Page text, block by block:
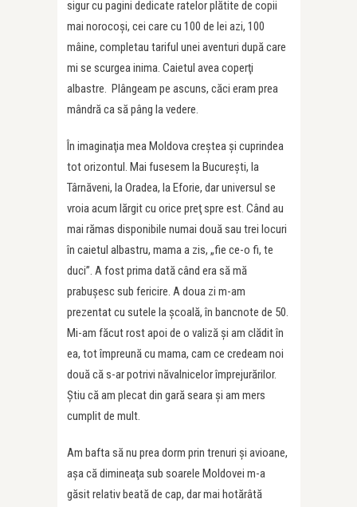
sigur cu pagini dedicate ratelor plătite de copii
mai norocoşi, cei care cu 100 de lei azi, 100
mâine, completau tariful unei aventuri după care
mi se scurgea inima. Caietul avea coperţi
albastre. Plângeam pe ascuns, căci eram prea
mândră ca să pâng la vedere.
În imaginaţia mea Moldova creştea şi cuprindea
tot orizontul. Mai fusesem la Bucureşti, la
Târnăveni, la Oradea, la Eforie, dar universul se
vroia acum lărgit cu orice preţ spre est. Când au
mai rămas disponibile numai două sau trei locuri
în caietul albastru, mama a zis, „fie ce-o fi, te
duci”. A fost prima dată când era să mă
prabuşesc sub fericire. A doua zi m-am
prezentat cu sutele la şcoală, în bancnote de 50.
Mi-am făcut rost apoi de o valiză şi am clădit în
ea, tot împreună cu mama, cam ce credeam noi
două că s-ar potrivi năvalnicelor împrejurărilor.
Ştiu că am plecat din gară seara şi am mers
cumplit de mult.
Am bafta să nu prea dorm prin trenuri şi avioane,
aşa că dimineaţa sub soarele Moldovei m-a
găsit relativ beată de cap, dar mai hotărâtă